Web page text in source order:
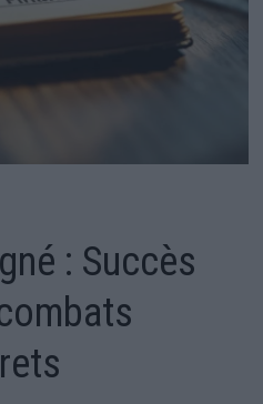
: Succès